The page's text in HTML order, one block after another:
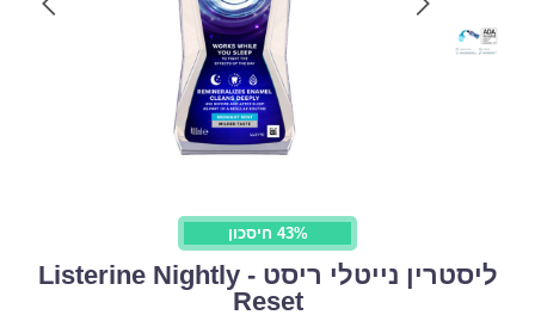
43% חיסכון
ליסטרין נייטלי ריסט - Listerine Nightly
Reset